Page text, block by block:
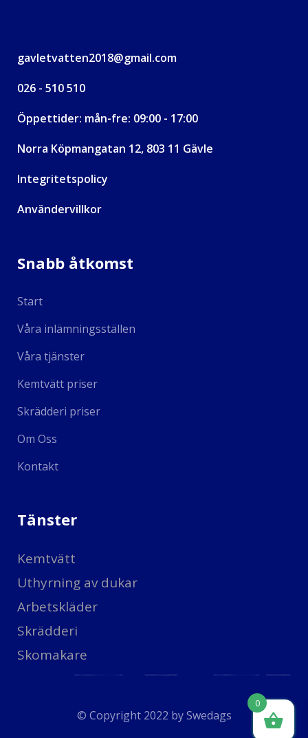
gavletvatten2018@gmail.com
026 - 510 510
Öppettider: mån-fre: 09:00 - 17:00
Norra Köpmangatan 12, 803 11 Gävle
Integritetspolicy
Användervillkor
Snabb åtkomst
Start
Våra inlämningsställen
Våra tjänster
Kemtvätt priser
Skrädderi priser
Om Oss
Kontakt
Tänster
Kemtvätt
Uthyrning av dukar
Arbetskläder
Skrädderi
Skomakare
© Copyright 2022 bySwedags
0